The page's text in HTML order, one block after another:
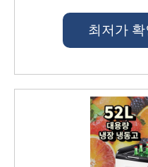
최저가